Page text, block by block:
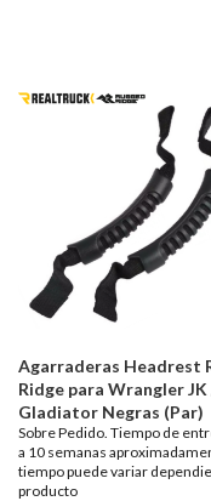
Agarraderas Headrest
Ridge para Wrangler JK
Gladiator Negras (Par)
Sobre Pedido. Tiempo de
a 10 semanas
tiempo puede variar
producto